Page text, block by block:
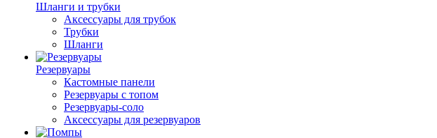
Шланги и трубки
Аксессуары для трубок
Трубки
Шланги
Резервуары
Кастомные панели
Резервуары с топом
Резервуары-соло
Аксессуары для резервуаров